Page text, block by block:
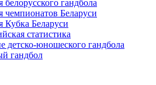
белорусского гандбола
чемпионатов Беларуси
Кубка Беларуси
статистика
детско-юношеского гандбола
гандбол